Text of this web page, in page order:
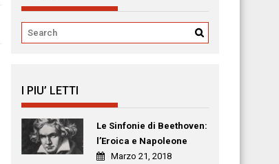
I PIU’ LETTI
Le Sinfonie di Beethoven:
l’Eroica e Napoleone
Marzo 21, 2018